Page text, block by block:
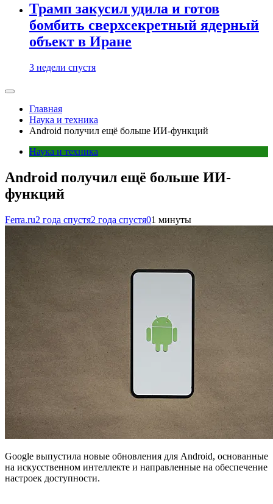
Трамп закусил удила и готов
бомбить сверхсекретный ядерный
объект в Иране
3 недели спустя
Главная
Наука и техника
Android получил ещё больше ИИ-функций
Наука и техника
Android получил ещё больше ИИ-
функций
Ferra.ru2 года спустя2 года спустя01 минуты
Google выпустила новые обновления для Android, основанные
на искусственном интеллекте и направленные на обеспечение
настроек доступности.